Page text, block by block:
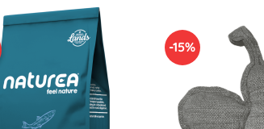
Adicionar
Desejos
-15%